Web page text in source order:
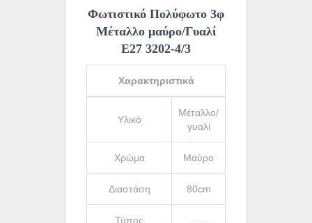
Φωτιστικό Πολύφωτο 3φ
Μέταλλο μαύρο/Γυαλί
Ε27 3202-4/3
Χαρακτηριστικά
Υλικό
Μέταλλο/
γυαλί
Χρώμα Μαύρο
Διαστάση 80cm
Τύπος